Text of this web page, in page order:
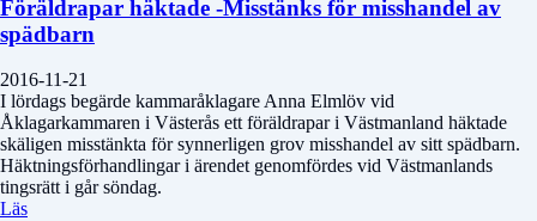
Föräldrapar häktade -Misstänks för misshandel av
spädbarn
2016-11-21
I lördags begärde kammaråklagare Anna Elmlöv vid
Åklagarkammaren i Västerås ett föräldrapar i Västmanland häktade
skäligen misstänkta för synnerligen grov misshandel av sitt spädbarn.
Häktningsförhandlingar i ärendet genomfördes vid Västmanlands
tingsrätt i går söndag.
Läs